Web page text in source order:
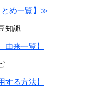
とめ一覧】≫
知識
由来一覧】
する方法】